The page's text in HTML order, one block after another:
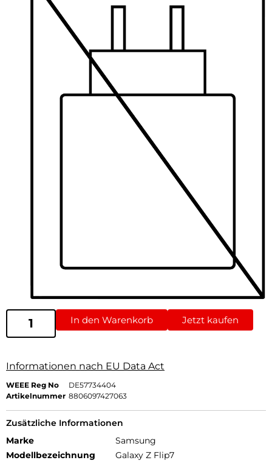
In den Warenkorb Jetzt kaufen
Informationen nach EU Data Act
WEEE Reg No
DE57734404
Artikelnummer 8806097427063
Zusätzliche Informationen
Marke
Samsung
Modellbezeichnung
Galaxy Z Flip7